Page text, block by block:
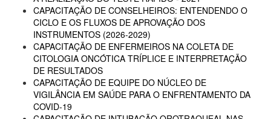
CAPACITAÇÃO DE CONSELHEIROS: ENTENDENDO O
CICLO E OS FLUXOS DE APROVAÇÃO DOS
INSTRUMENTOS (2026-2029)
CAPACITAÇÃO DE ENFERMEIROS NA COLETA DE
CITOLOGIA ONCÓTICA TRÍPLICE E INTERPRETAÇÃO
DE RESULTADOS
CAPACITAÇÃO DE EQUIPE DO NÚCLEO DE
VIGILÂNCIA EM SAÚDE PARA O ENFRENTAMENTO DA
COVID-19